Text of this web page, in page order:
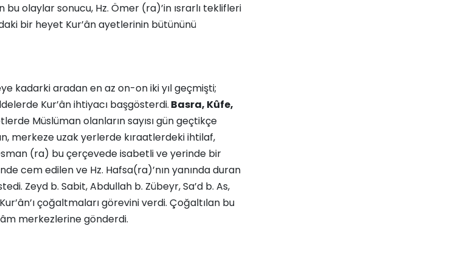
olaylar sonucu, Hz. Ömer (ra)’in ısrarlı teklifleri
bir heyet Kur’ân ayetlerinin bütününü
kadarki aradan en az on-­on iki yıl geçmişti­;
Kur’ân ihtiyacı başgösterdi. Basra, Kûfe,
Müslüman olanların sayısı gün geçtikçe
merkeze uzak yerlerde kıraatlerdeki ihtilaf,
Osman (ra) bu çerçevede isabetli ve yerinde bir
cem edilen ve Hz. Hafsa(ra)’nın yanında duran
Zeyd b. Sabit, Abdullah b. Zübeyr, Sa’d b. As,
çoğaltmaları görevini verdi. Çoğaltılan bu
merkezlerine gönderdi.